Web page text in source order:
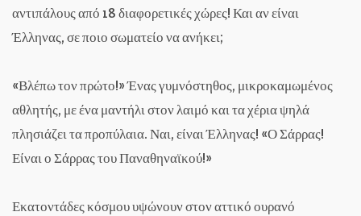
αντιπάλους από 18 διαφορετικές χώρες! Και αν είναι
Έλληνας, σε ποιο σωματείο να ανήκει;
«Βλέπω τον πρώτο!» Ένας γυμνόστηθος, μικροκαμωμένος
αθλητής, με ένα μαντήλι στον λαιμό και τα χέρια ψηλά
πλησιάζει τα προπύλαια. Ναι, είναι Έλληνας! «Ο Σάρρας!
Είναι ο Σάρρας του Παναθηναϊκού!»
Εκατοντάδες κόσμου υψώνουν στον αττικό ουρανό